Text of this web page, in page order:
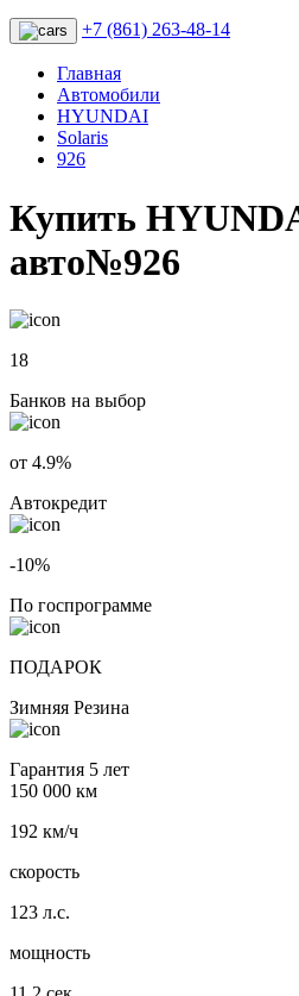
+7 (861) 263-48-14
Главная
Автомобили
HYUNDAI
Solaris
926
Купить
авто№926
18
Банков на выбор
от 4.9%
Автокредит
-10%
По госпрограмме
ПОДАРОК
Зимняя Резина
Гарантия 5 лет
150 000 км
192 км/ч
скорость
123 л.с.
мощность